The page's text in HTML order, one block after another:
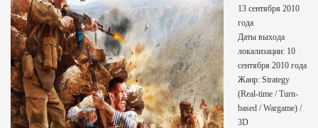
13 сентября 2010
года
Даты выхода
локализации: 10
сентября 2010 года
Жанр: Strategy
(Real-time / Turn-
based / Wargame) /
3D